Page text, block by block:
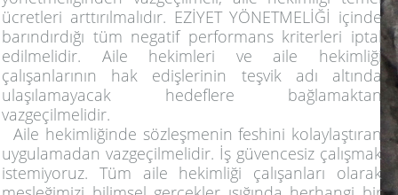
ücretleri arttırılmalıdır. EZİYET YÖNETMELİĞİ içinde
barındırdığı tüm negatif performans kriterleri iptal
edilmelidir. Aile hekimleri ve aile hekimliği
çalışanlarının hak edişlerinin teşvik adı altında
ulaşılamayacak hedeflere bağlamaktan
vazgeçilmelidir.
Aile hekimliğinde sözleşmenin feshini kolaylaştıran
uygulamadan vazgeçilmelidir. İş güvencesiz çalışmak
istemiyoruz. Tüm aile hekimliği çalışanları olarak